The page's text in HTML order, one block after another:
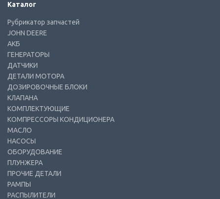
Каталог
Рубрикатор запчастей
JOHN DEERE
АКБ
ГЕНЕРАТОРЫ
ДАТЧИКИ
ДЕТАЛИ МОТОРА
ДОЗИРОВОЧНЫЕ БЛОКИ
КЛАПАНА
КОМПЛЕКТУЮЩИЕ
КОМПРЕССОРЫ КОНДИЦИОНЕРА
МАСЛО
НАСОСЫ
ОБОРУДОВАНИЕ
ПЛУНЖЕРА
ПРОЧИЕ ДЕТАЛИ
РАМПЫ
РАСПЫЛИТЕЛИ